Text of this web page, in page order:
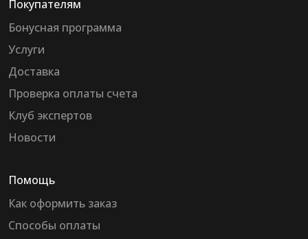
Покупателям
Бонусная программа
Услуги
Доставка
Проверка оплаты счета
Клуб экспертов
Новости
Помощь
Как оформить заказ
Способы оплаты